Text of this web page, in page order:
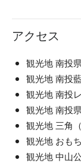
アクセス
観光地 南投
観光地 南投
観光地 南投
観光地 南投
観光地 三角
観光地 おも
観光地 中山